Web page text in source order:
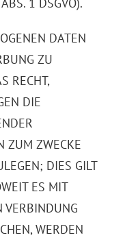
1 DSGVO).
DATEN
ZU
RECHT,
DIE
ZUM ZWECKE
DIES GILT
ES MIT
VERBINDUNG
WERDEN